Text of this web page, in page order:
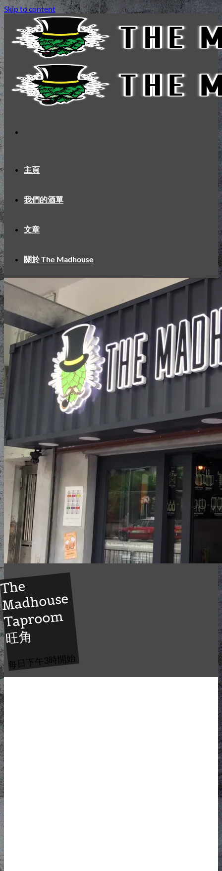
Skip to content
主頁
我們的酒單
文章
關於 The Madhouse
聯絡我們
中文
English
Madhouse
m
旺角
每日下午3時開始